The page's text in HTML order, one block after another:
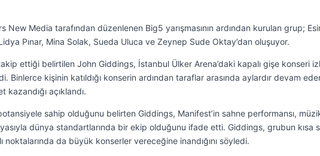
New Media tarafından düzenlenen Big5 yarışmasının ardından kurulan grup;
Pınar, Mina Solak, Sueda Uluca ve Zeynep Sude Oktay’dan oluşuyor.
ettiği belirtilen John Giddings, İstanbul Ülker Arena’daki kapalı gişe konseri
Binlerce kişinin katıldığı konserin ardından taraflar arasında aylardır devam
açıklandı.
sahip olduğunu belirten Giddings, Manifest’in sahne performansı,
dünya standartlarında bir ekip olduğunu ifade etti. Giddings, grubun kısa
noktalarında da büyük konserler vereceğine inandığını söyledi.